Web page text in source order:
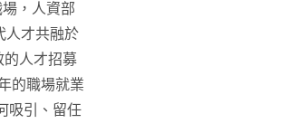
，人資部
人才共融於
的人才招募
的職場就業
吸引、留任